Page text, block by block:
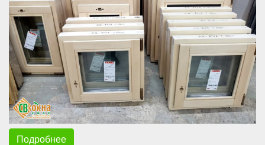
Подробнее